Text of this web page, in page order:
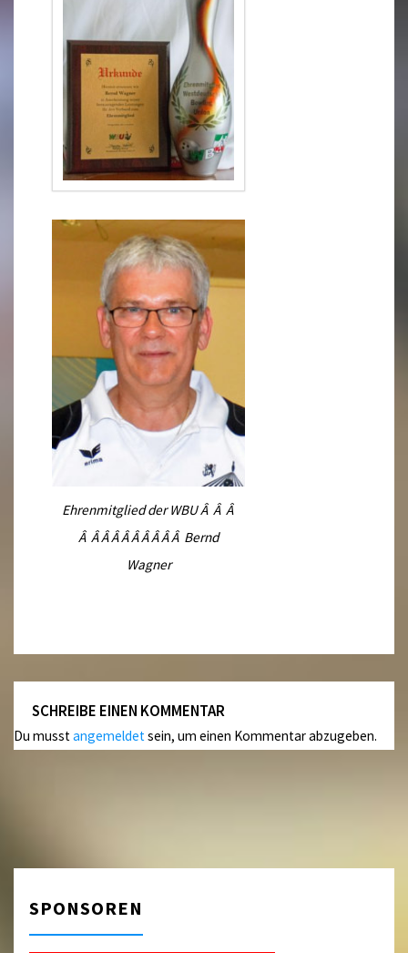
Ehrenmitglied der WBU Â Â Â
Â Â Â Â Â Â Â Â Â Â Bernd
Wagner
SCHREIBE EINEN KOMMENTAR
Du musstangemeldetsein, um einen Kommentar abzugeben.
SPONSOREN